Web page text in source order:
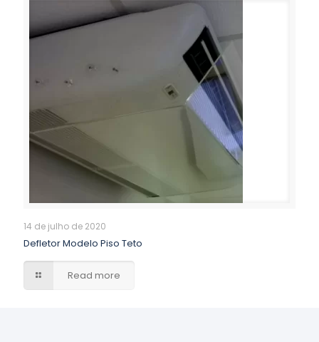
14 de julho de 2020
Defletor Modelo Piso Teto
Read more